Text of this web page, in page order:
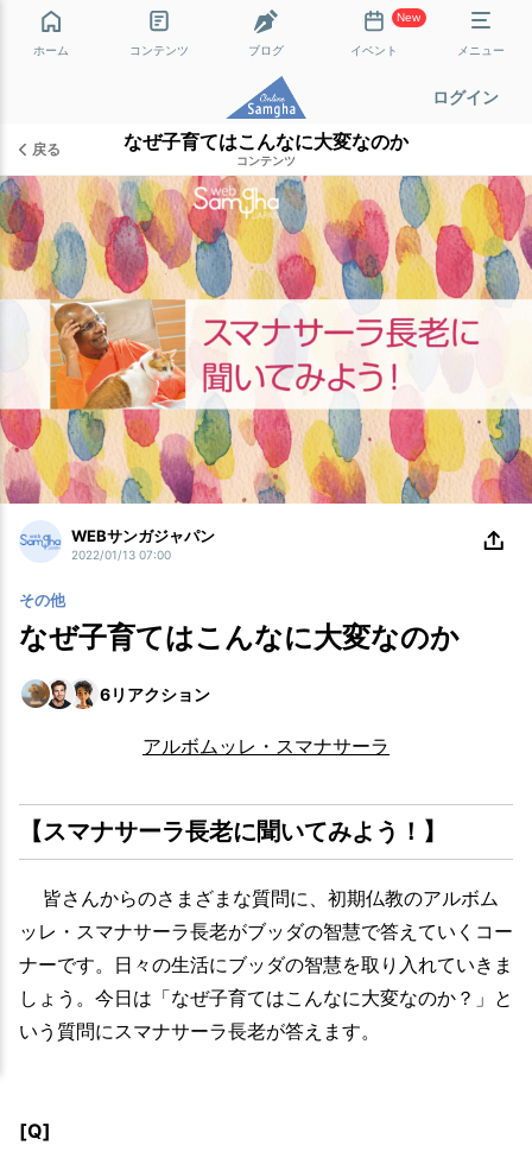
ホーム コンテンツ ブログ
New
イベント メニュー
ログイン
戻る なぜ子育てはこんなに大変なのか
コンテンツ
WEBサンガジャパン
2022/01/13 07:00
その他
なぜ子育てはこんなに大変なのか
6リアクション
アルボムッレ・スマナサーラ
【スマナサーラ長老に聞いてみよう！】
皆さんからのさまざまな質問に、初期仏教のアルボム
ッレ・スマナサーラ長老がブッダの智慧で答えていくコー
ナーです。日々の生活にブッダの智慧を取り入れていきま
しょう。今日は「なぜ子育てはこんなに大変なのか？」と
いう質問にスマナサーラ長老が答えます。
[Q]